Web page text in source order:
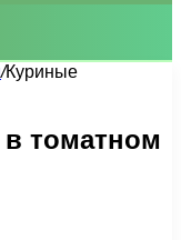
/Куриные
томатном